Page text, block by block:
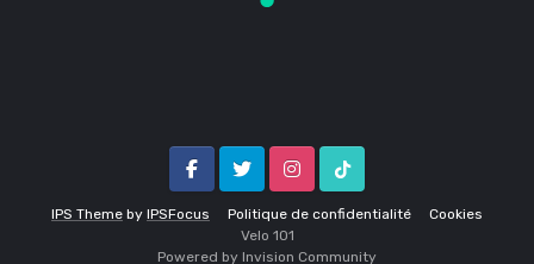
IPS Theme by IPSFocus Politique de confidentialité Cookies
FacebookTwitter InstagramTik Tok
Velo 1O1
Powered by Invision Community